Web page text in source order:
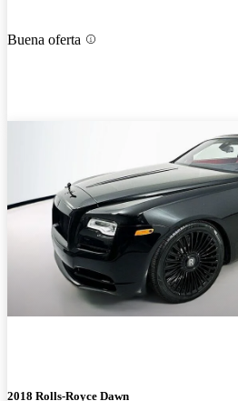
Buena oferta
2018 Rolls-Royce Dawn